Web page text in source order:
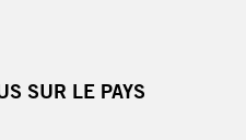
SUR LE PAYS